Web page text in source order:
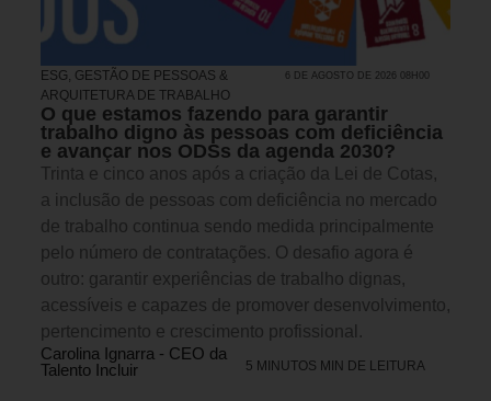
ESG GESTÃO DE PESSOAS &
ARQUITETURA DE TRABALHO
6 DE AGOSTO DE 2026 08H00
O que estamos fazendo para garantir
trabalho digno às pessoas com deficiência
e avançar nos ODSs da agenda 2030?
Trinta e cinco anos após a criação da Lei de Cotas,
a inclusão de pessoas com deficiência no mercado
de trabalho continua sendo medida principalmente
pelo número de contratações. O desafio agora é
outro: garantir experiências de trabalho dignas,
acessíveis e capazes de promover desenvolvimento,
pertencimento e crescimento profissional.
Carolina Ignarra - CEO da
Talento Incluir
5 MINUTOS MIN DE LEITURA